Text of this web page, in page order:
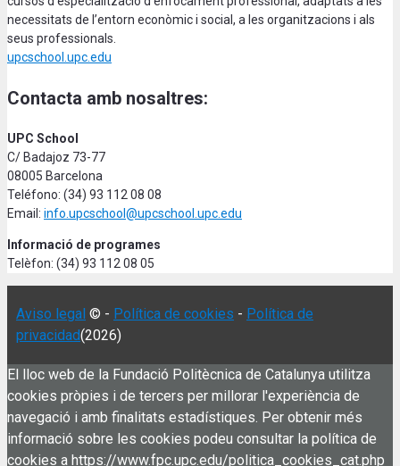
necessitats de l’entorn econòmic i social, a les organitzacions i als
seus professionals.
upcschool.upc.edu
Contacta amb nosaltres:
UPC School
C/ Badajoz 73-77
08005 Barcelona
Teléfono: (34) 93 112 08 08
Email: info.upcschool@upcschool.upc.edu
Informació de programes
Telèfon: (34) 93 112 08 05
Aviso legal © - Política de cookies - Política de
privacidad(2026)
El lloc web de la Fundació Politècnica de Catalunya utilitza
cookies pròpies i de tercers per millorar l'experiència de
navegació i amb finalitats estadístiques. Per obtenir més
informació sobre les cookies podeu consultar la política de
cookies a https://www.fpc.upc.edu/politica_cookies_cat.php